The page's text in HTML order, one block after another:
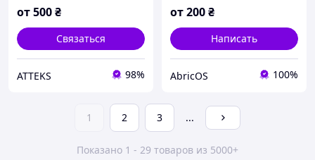
от500₴
Связаться
ATTEKS 98%
от200₴
Написать
AbricOS 100%
1 2 3 ...
Показано 1 - 29 товаров из 5000+